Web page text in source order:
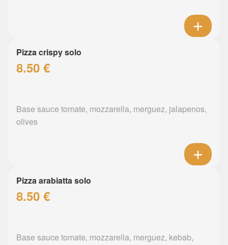
Pizza crispy solo
8.50 €
Base sauce tomate, mozzarella, merguez, jalapenos,
olives
Pizza arabiatta solo
8.50 €
Base sauce tomate, mozzarella, merguez, kebab,